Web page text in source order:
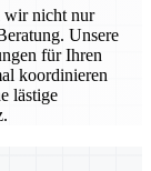
wir nicht nur
Unsere
für Ihren
koordinieren
lästige